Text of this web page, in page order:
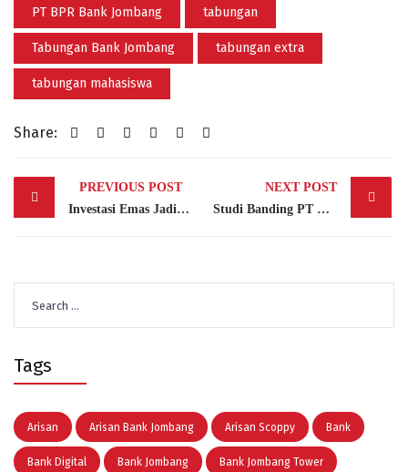
PT BPR Bank Jombang tabungan
Tabungan Bank Jombang tabungan extra
tabungan mahasiswa
Share:
Post
navigation
PREVIOUS POST
Investasi Emas Jadi Lebih Mudah Lewat Promo Romantis Bank Jombang
NEXT POST
Studi Banding PT BPR Kotabaru ke Bank Jombang Perkuat Tata Kelola Rekening Kas Desa
for:
Tags
Arisan Arisan Bank Jombang Arisan Scoppy Bank
Bank Digital Bank Jombang Bank Jombang Tower